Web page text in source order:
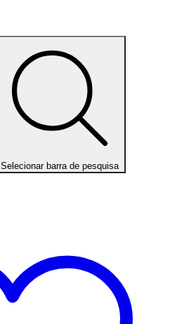
Selecionar barra de pesquisa